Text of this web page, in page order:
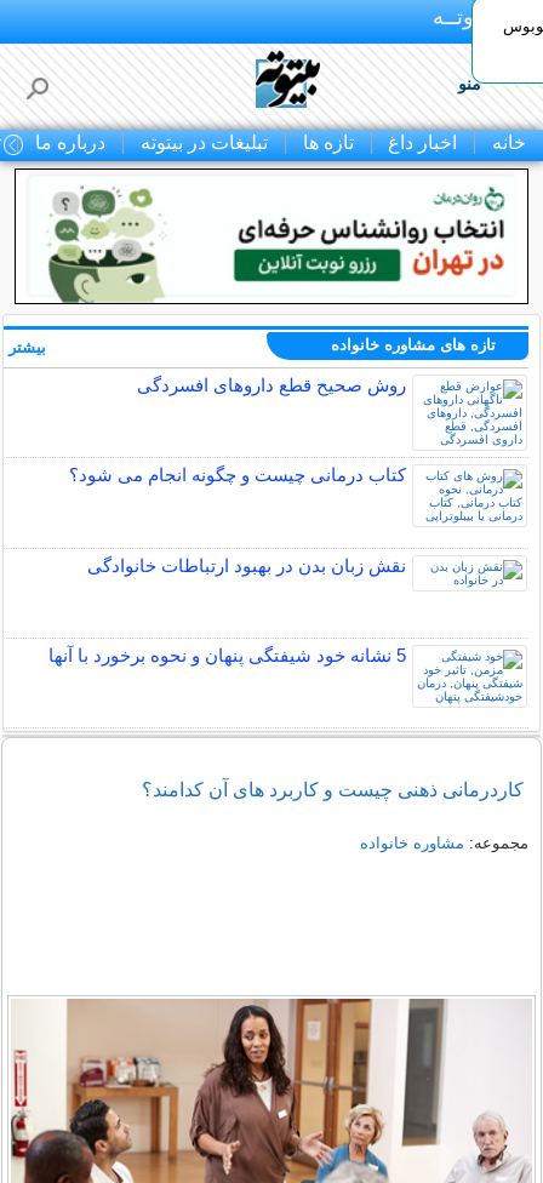
بـیتوتــه
منو
خانه اخبار داغ تازه ها تبلیغات در بیتوته درباره ما
تازه های مشاوره خانواده
روش صحیح قطع داروهای افسردگی
کتاب درمانی چیست و چگونه انجام می شود؟
نقش زبان بدن در بهبود ارتباطات خانوادگی
5 نشانه خود شیفتگی پنهان و نحوه برخورد با آنها
بیشتر
کاردرمانی ذهنی چیست و کاربرد های آن کدامند؟
مجموعه: مشاوره خانواده